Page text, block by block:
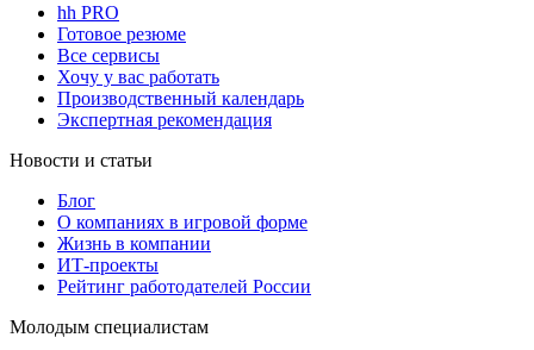
hh PRO
Готовое резюме
Все сервисы
Хочу у вас работать
Производственный календарь
Экспертная рекомендация
Новости и статьи
Блог
О компаниях в игровой форме
Жизнь в компании
ИТ-проекты
Рейтинг работодателей России
Молодым специалистам